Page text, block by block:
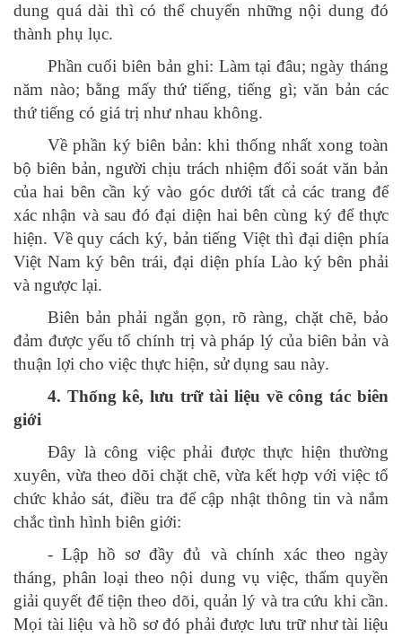
dung quá dài thì có thể chuyển những nội dung đó
thành phụ lục.
Phần cuối biên bản ghi: Làm tại đâu; ngày tháng
năm nào; bằng mấy thứ tiếng, tiếng gì; văn bản các
thứ tiếng có giá trị như nhau không.
Về phần ký biên bản: khi thống nhất xong toàn
bộ biên bản, người chịu trách nhiệm đối soát văn bản
của hai bên cần ký vào góc dưới tất cả các trang để
xác nhận và sau đó đại diện hai bên cùng ký để thực
hiện. Về quy cách ký, bản tiếng Việt thì đại diện phía
Việt Nam ký bên trái, đại diện phía Lào ký bên phải
và ngược lại.
Biên bản phải ngắn gọn, rõ ràng, chặt chẽ, bảo
đảm được yếu tố chính trị và pháp lý của biên bản và
thuận lợi cho việc thực hiện, sử dụng sau này.
4. Thống kê, lưu trữ tài liệu về công tác biên
giới
Đây là công việc phải được thực hiện thường
xuyên, vừa theo dõi chặt chẽ, vừa kết hợp với việc tổ
chức khảo sát, điều tra để cập nhật thông tin và nắm
chắc tình hình biên giới:
- Lập hồ sơ đầy đủ và chính xác theo ngày
tháng, phân loại theo nội dung vụ việc, thẩm quyền
giải quyết để tiện theo dõi, quản lý và tra cứu khi cần.
Mọi tài liệu và hồ sơ đó phải được lưu trữ như tài liệu